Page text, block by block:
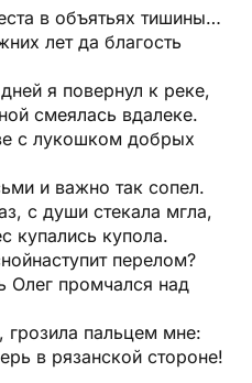
в объятьях тишины…
лет да благость
я повернул к реке,
смеялась вдалеке.
с лукошком добрых
и важно так сопел.
с души стекала мгла,
купались купола.
перелом?
Олег промчался над
пальцем мне:
в рязанской стороне!